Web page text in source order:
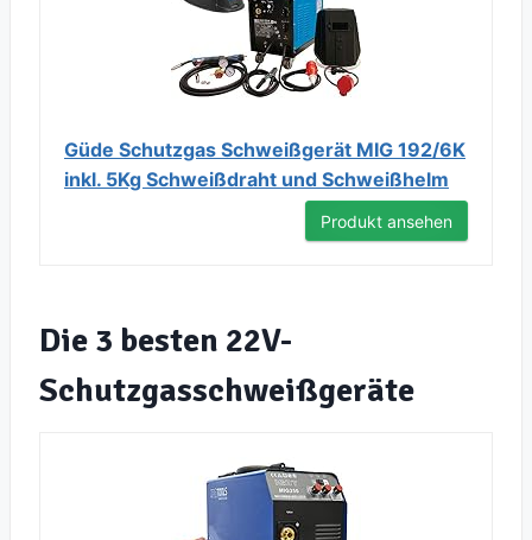
Güde Schutzgas Schweißgerät MIG 192/6K
inkl. 5Kg Schweißdraht und Schweißhelm
Produkt ansehen
Die 3 besten 22V-
Schutzgasschweißgeräte